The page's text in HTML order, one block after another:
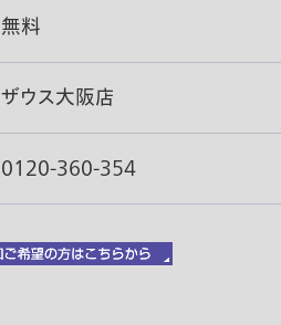
無料
ザウス大阪店
0120-360-354